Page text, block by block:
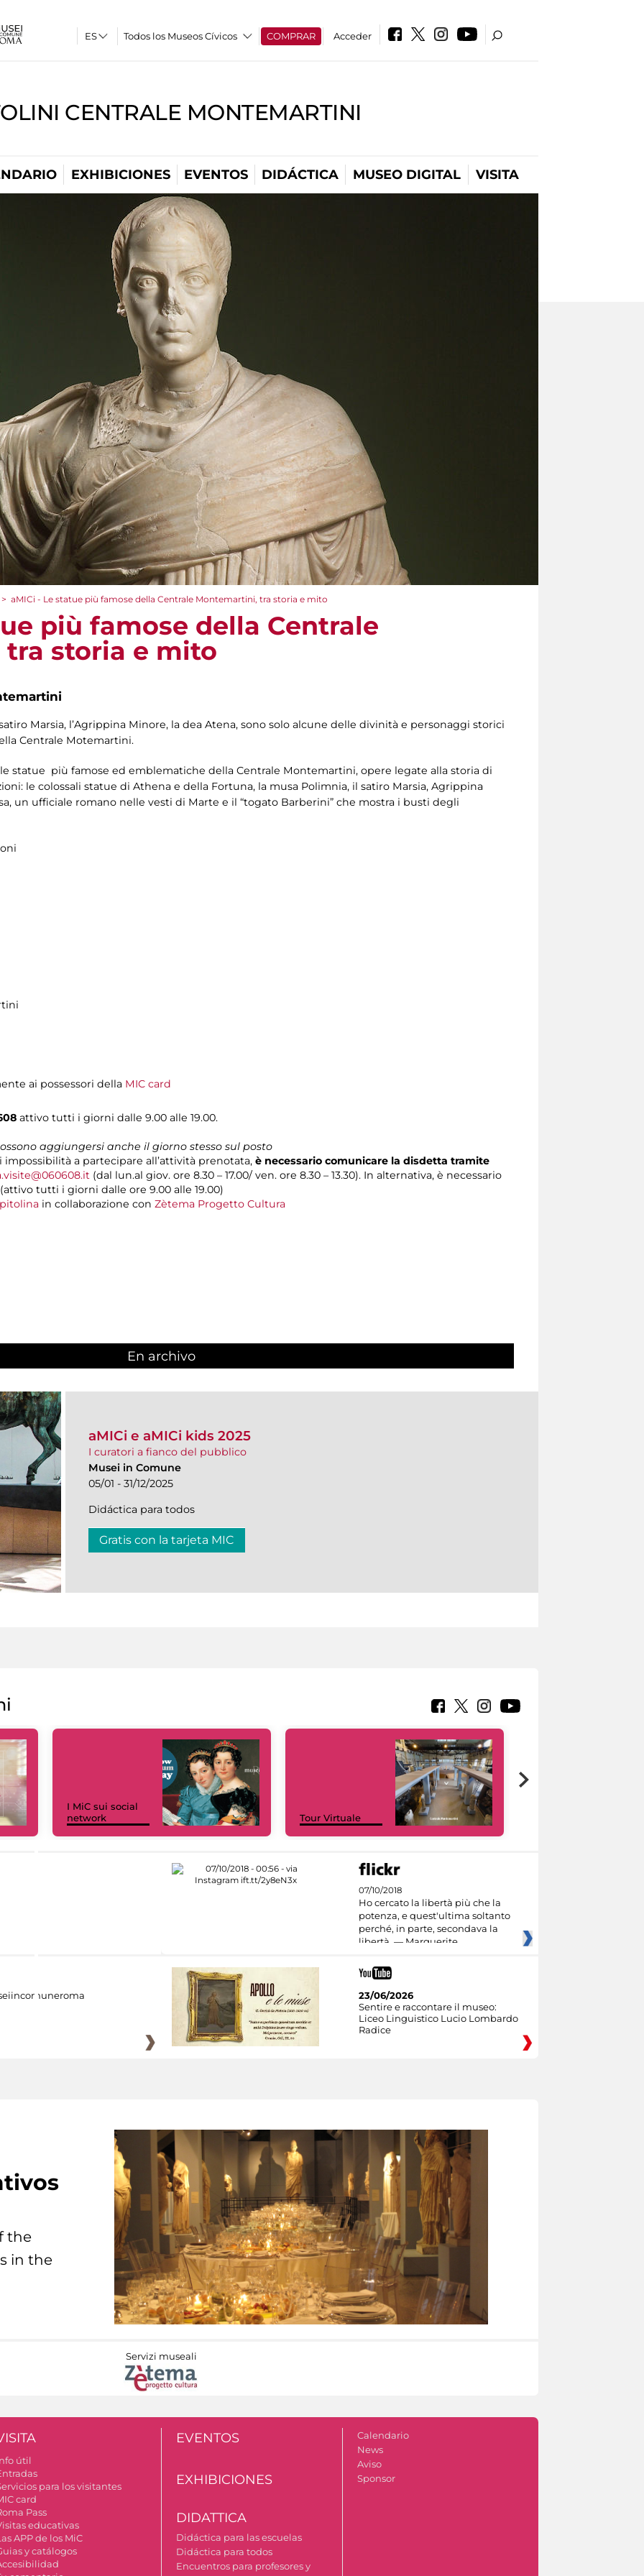
Todos los Museos Cívicos COMPRAR Acceder
CENTRALE MONTEMARTINI
EXHIBICIONES EVENTOS DIDÁCTICA MUSEO DIGITAL VISITA
> aMICi - Le statue più famose della Centrale Montemartini, tra storia e mito
più famose della Centrale
storia e mito
Marsia, l’Agrippina Minore, la dea Atena, sono solo alcune delle divinità e personaggi storici
Centrale Motemartini.
statue più famose ed emblematiche della Centrale Montemartini, opere legate alla storia di
le colossali statue di Athena e della Fortuna, la musa Polimnia, il satiro Marsia, Agrippina
un ufficiale romano nelle vesti di Marte e il “togato Barberini” che mostra i busti degli
ai possessori della MIC card
attivo tutti i giorni dalle 9.00 alle 19.00.
aggiungersi anche il giorno stesso sul posto
impossibilità a partecipare all’attività prenotata, è necessario comunicare la disdetta tramite
(dal lun.al giov. ore 8.30 – 17.00/ ven. ore 8.30 – 13.30). In alternativa, è necessario
(attivo tutti i giorni dalle ore 9.00 alle 19.00)
in collaborazione con Zètema Progetto Cultura
En archivo
aMICi e aMICi kids 2025
I curatori a fianco del pubblico
Musei in Comune
05/01 - 31/12/2025
Didáctica para todos
Gratis con la tarjeta MIC
I MiC sui social
network
Tour Virtuale
07/10/2018
Ho cercato la libertà più che la
potenza, e quest'ultima soltanto
perché, in parte, secondava la
libertà. — Marguerite
23/06/2026
Sentire e raccontare il museo:
Liceo Linguistico Lucio Lombardo
Radice
the
in the
Servizi museali
útil
para los visitantes
card
Pass
educativas
APP de los MiC
y catálogos
EVENTOS
EXHIBICIONES
DIDATTICA
Didáctica para las escuelas
Didáctica para todos
Encuentros para profesores y
Calendario
News
Aviso
Sponsor